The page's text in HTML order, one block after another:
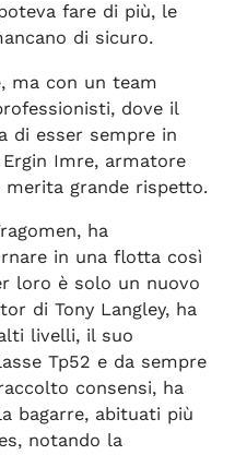
fare di più, le
di sicuro.
ma con un team
dove il
di esser sempre in
Imre, armatore
merita grande rispetto.
ha
in una flotta così
loro è solo un nuovo
di Tony Langley, ha
livelli, il suo
Tp52 e da sempre
consensi, ha
bagarre, abituati più
notando la